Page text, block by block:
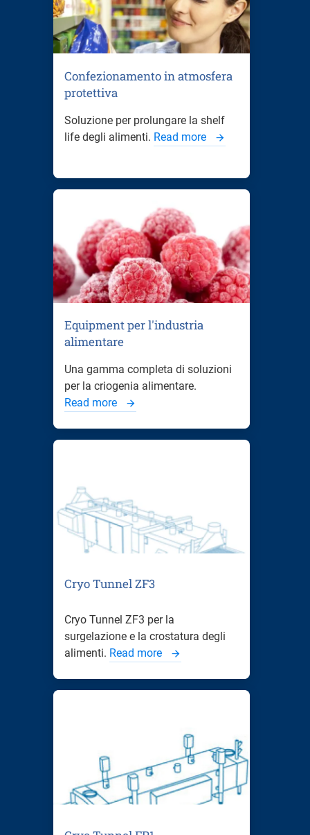
Confezionamento in atmosfera
protettiva
Soluzione per prolungare la shelf
life degli alimenti. Read more
Equipment per l'industria
alimentare
Una gamma completa di soluzioni
per la criogenia alimentare.
Read more
Cryo Tunnel ZF3
Cryo Tunnel ZF3 per la
surgelazione e la crostatura degli
alimenti. Read more